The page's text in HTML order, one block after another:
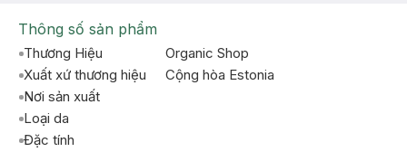
Thông số sản phẩm
Thương Hiệu
Organic Shop
Xuất xứ thương hiệu
Cộng hòa Estonia
Nơi sản xuất
Loại da
Đặc tính